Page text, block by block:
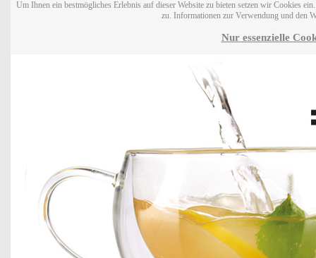
Um Ihnen ein bestmögliches Erlebnis auf dieser Website zu bieten setzen wir Cookies
zu. Informationen zur Verwendung und den
Nur essenzielle